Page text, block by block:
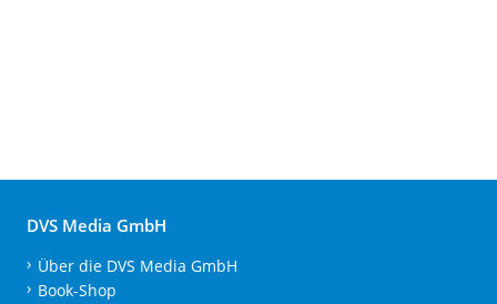
DVS Media GmbH
Über die DVS Media GmbH
Book-Shop